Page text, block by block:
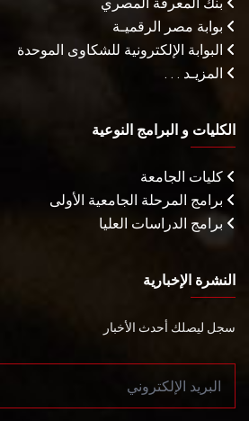
بوابة مصر الرقميـة
البوابة الإلكترونية للشكاوى الموحدة
المزيـد . . .
الكليات و البرامج النوعية
كليات الجامعة
برامج المرحلة الجامعية الأولى
برامج الدراسات العليا
النشرة الإخبارية
سجل ليصلك أحدث الأخبار